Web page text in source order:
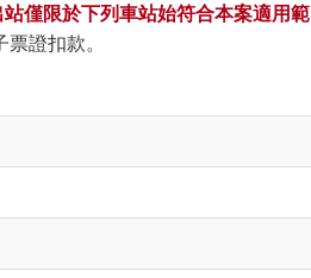
站僅限於下列車站始符合本案適用範
證扣款。